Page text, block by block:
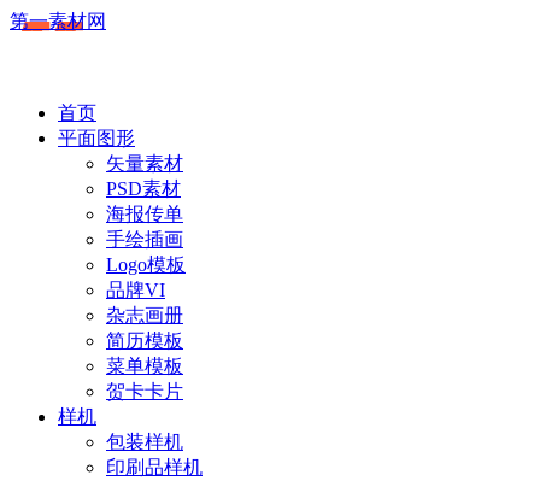
第一素材网
首页
平面图形
矢量素材
PSD素材
海报传单
手绘插画
Logo模板
品牌VI
杂志画册
简历模板
菜单模板
贺卡卡片
样机
包装样机
印刷品样机